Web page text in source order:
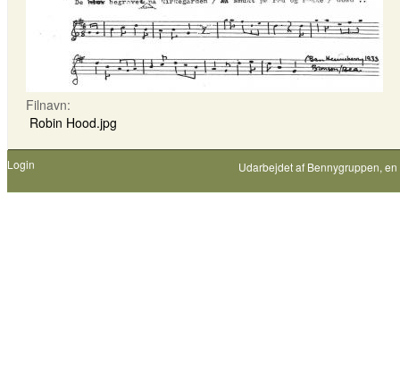
Filnavn:
Robin Hood.jpg
Login Udarbejdet af Bennygruppen,